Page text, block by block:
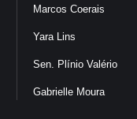
Marcos Coerais
Yara Lins
Sen. Plínio Valério
Gabrielle Moura